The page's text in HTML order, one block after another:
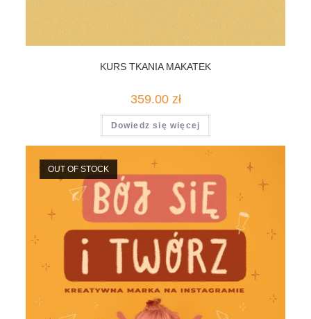
KURS TKANIA MAKATEK
359.00 zł
Dowiedz się więcej
OUT OF STOCK